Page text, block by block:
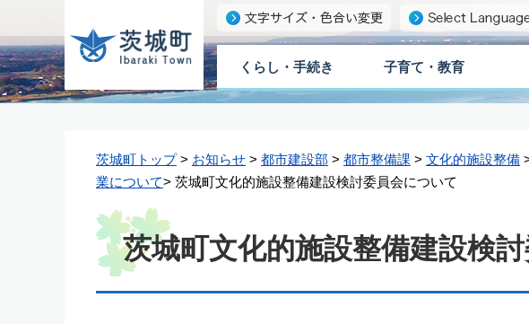
くらし・手続き 子育て・教育
茨城町トップ> お知らせ > 都市建設部 > 都市整備課 > 文化的施設整備
業について> 茨城町文化的施設整備建設検討委員会について
茨城町文化的施設整備建設検